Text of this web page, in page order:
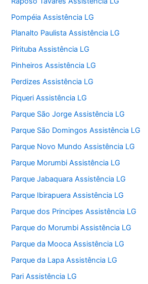
Pompéia Assistência LG
Planalto Paulista Assistência LG
Pirituba Assistência LG
Pinheiros Assistência LG
Perdizes Assistência LG
Piqueri Assistência LG
Parque São Jorge Assistência LG
Parque São Domingos Assistência LG
Parque Novo Mundo Assistência LG
Parque Morumbi Assistência LG
Parque Jabaquara Assistência LG
Parque Ibirapuera Assistência LG
Parque dos Principes Assistência LG
Parque do Morumbi Assistência LG
Parque da Mooca Assistência LG
Parque da Lapa Assistência LG
Pari Assistência LG